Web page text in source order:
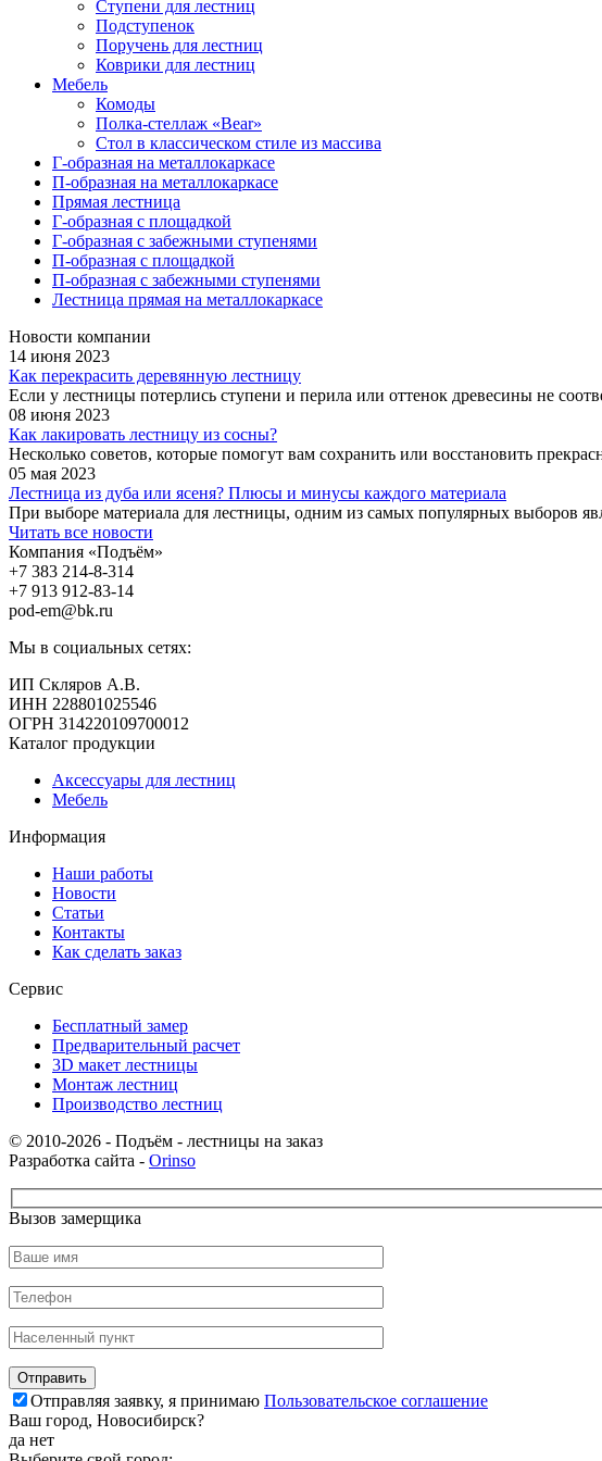
Ступени для лестниц
Подступенок
Поручень для лестниц
Коврики для лестниц
Мебель
Комоды
Полка-стеллаж «Bear»
Стол в классическом стиле из массива
Г-образная на металлокаркасе
П-образная на металлокаркасе
Прямая лестница
Г-образная с площадкой
Г-образная с забежными ступенями
П-образная с площадкой
П-образная с забежными ступенями
Лестница прямая на металлокаркасе
Новости компании
14 июня 2023
Как перекрасить деревянную лестницу
Если у лестницы потерлись ступени и перила или оттенок древесины не
08 июня 2023
Как лакировать лестницу из сосны?
Несколько советов, которые помогут вам сохранить или восстановить
05 мая 2023
Лестница из дуба или ясеня? Плюсы и минусы каждого материала
При выборе материала для лестницы, одним из самых популярных выборов
Читать все новости
Компания «Подъём»
+7 383 214-8-314
+7 913 912-83-14
pod-em@bk.ru
Мы в социальных сетях:
ИП Скляров А.В.
ИНН 228801025546
ОГРН 314220109700012
Каталог продукции
Аксессуары для лестниц
Мебель
Информация
Наши работы
Новости
Статьи
Контакты
Как сделать заказ
Сервис
Бесплатный замер
Предварительный расчет
3D макет лестницы
Монтаж лестниц
Производство лестниц
© 2010-2026 - Подъём - лестницы на заказ
Разработка сайта - Orinso
Вызов замерщика
Отправляя заявку, я принимаю Пользовательское соглашение
Ваш город, Новосибирск?
да нет